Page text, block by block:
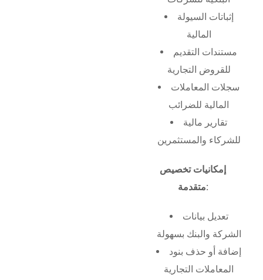
إثباتات السيولة
المالية
مستندات التقديم
للقروض التجارية
سجلات المعاملات
المالية للضرائب
تقارير مالية
للشركاء والمستثمرين
إمكانيات تخصيص
متقدمة:
تعديل بيانات
الشركة والبنك بسهولة
إضافة أو حذف بنود
المعاملات التجارية